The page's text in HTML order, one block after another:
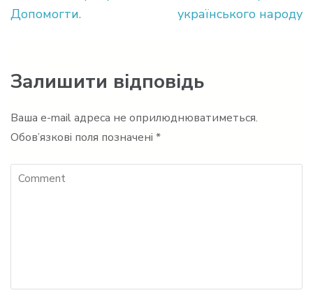
записів
Допомогти.
українського народу
Залишити відповідь
Ваша e-mail адреса не оприлюднюватиметься.
Обов’язкові поля позначені *
Comment